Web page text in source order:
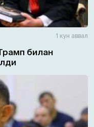
1 кун аввал
билан